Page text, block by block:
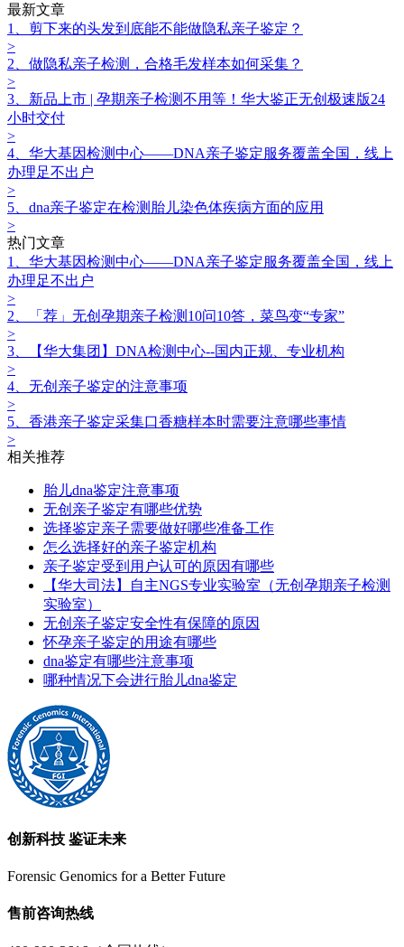
最新文章
1、剪下来的头发到底能不能做隐私亲子鉴定？
>
2、做隐私亲子检测，合格毛发样本如何采集？
>
3、新品上市 | 孕期亲子检测不用等！华大鉴正无创极速版24
小时交付
>
4、华大基因检测中心——DNA亲子鉴定服务覆盖全国，线上
办理足不出户
>
5、dna亲子鉴定在检测胎儿染色体疾病方面的应用
>
热门文章
1、华大基因检测中心——DNA亲子鉴定服务覆盖全国，线上
办理足不出户
>
2、「荐」无创孕期亲子检测10问10答，菜鸟变“专家”
>
3、【华大集团】DNA检测中心--国内正规、专业机构
>
4、无创亲子鉴定‍的注意事项
>
5、香港亲子鉴定采集口香糖样本时需要注意哪些事情
>
相关推荐
胎儿dna鉴定‍注意事项
无创亲子鉴定有哪些优势
选择鉴定亲子需要做好哪些准备工作
怎么选择好的亲子鉴定机构
亲子鉴定受到用户认可的原因有哪些
【华大司法】自主NGS专业实验室（无创孕期亲子检测
实验室）
无创亲子鉴定安全性有保障的原因
怀孕亲子鉴定的用途有哪些
dna鉴定有哪些注意事项
哪种情况下会进行胎儿dna鉴定
创新科技 鉴证未来
Forensic Genomics for a Better Future
售前咨询热线